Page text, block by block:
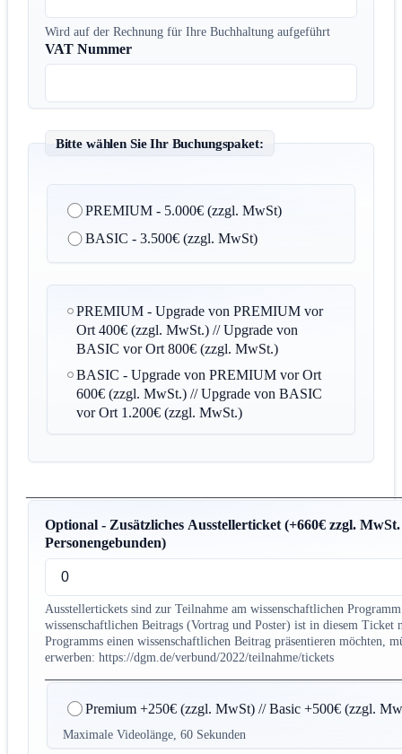
Wird auf der Rechnung für Ihre Buchhaltung aufgeführt
VAT Nummer
Bitte wählen Sie Ihr Buchungspaket:
Messestand vor Ort*
PREMIUM - 5.000€ (zzgl. MwSt)
BASIC - 3.500€ (zzgl. MwSt)
Optional - Zusätzlicher virtueller Messestand zum
PREMIUM - Upgrade von PREMIUM vor
Ort 400€ (zzgl. MwSt.) // Upgrade von
BASIC vor Ort 800€ (zzgl. MwSt.)
BASIC - Upgrade von PREMIUM vor Ort
600€ (zzgl. MwSt.) // Upgrade von BASIC
vor Ort 1.200€ (zzgl. MwSt.)
Optional - Zusätzliches Ausstellerticket (+660€ zzgl.
Personengebunden)
Ausstellertickets sind zur Teilnahme am wissenschaftlichen
wissenschaftlichen Beitrags (Vortrag und Poster) ist in diesem
Programms einen wissenschaftlichen Beitrag präsentieren möchten,
erwerben: https://dgm.de/verbund/2022/teilnahme/tickets
Optional - Ein Werbevideo vor einem Plenarvortrag
Premium +250€ (zzgl. MwSt) // Basic +500€ (zzgl.
Maximale Videolänge, 60 Sekunden